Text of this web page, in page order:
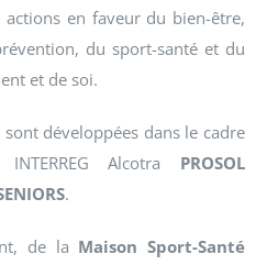
en faveur du bien-être,
du sport-santé et du
et de soi.
développées dans le cadre
Alcotra PROSOL
.
de la Maison Sport-Santé